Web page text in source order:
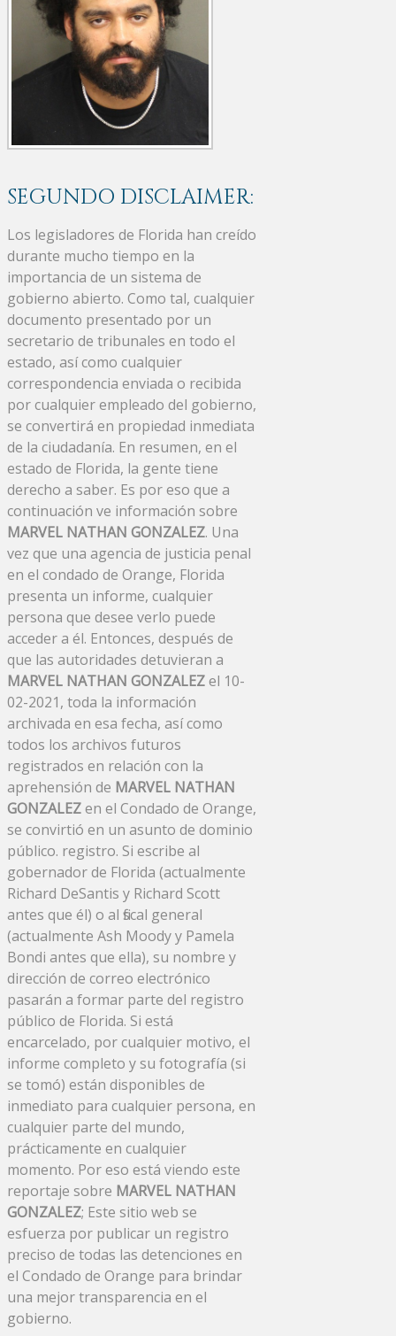
SEGUNDO DISCLAIMER:
Los legisladores de Florida han creído
durante mucho tiempo en la
importancia de un sistema de
gobierno abierto. Como tal, cualquier
documento presentado por un
secretario de tribunales en todo el
estado, así como cualquier
correspondencia enviada o recibida
por cualquier empleado del gobierno,
se convertirá en propiedad inmediata
de la ciudadanía. En resumen, en el
estado de Florida, la gente tiene
derecho a saber. Es por eso que a
continuación ve información sobre
MARVEL NATHAN GONZALEZ. Una
vez que una agencia de justicia penal
en el condado de Orange, Florida
presenta un informe, cualquier
persona que desee verlo puede
acceder a él. Entonces, después de
que las autoridades detuvieran a
MARVEL NATHAN GONZALEZel 10-
02-2021, toda la información
archivada en esa fecha, así como
todos los archivos futuros
registrados en relación con la
aprehensión de MARVEL NATHAN
GONZALEZen el Condado de Orange,
se convirtió en un asunto de dominio
público. registro. Si escribe al
gobernador de Florida (actualmente
Richard DeSantis y Richard Scott
antes que él) o al fiscal general
(actualmente Ash Moody y Pamela
Bondi antes que ella), su nombre y
dirección de correo electrónico
pasarán a formar parte del registro
público de Florida. Si está
encarcelado, por cualquier motivo, el
informe completo y su fotografía (si
se tomó) están disponibles de
inmediato para cualquier persona, en
cualquier parte del mundo,
prácticamente en cualquier
momento. Por eso está viendo este
reportaje sobre MARVEL NATHAN
GONZALEZ; Este sitio web se
esfuerza por publicar un registro
preciso de todas las detenciones en
el Condado de Orange para brindar
una mejor transparencia en el
gobierno.